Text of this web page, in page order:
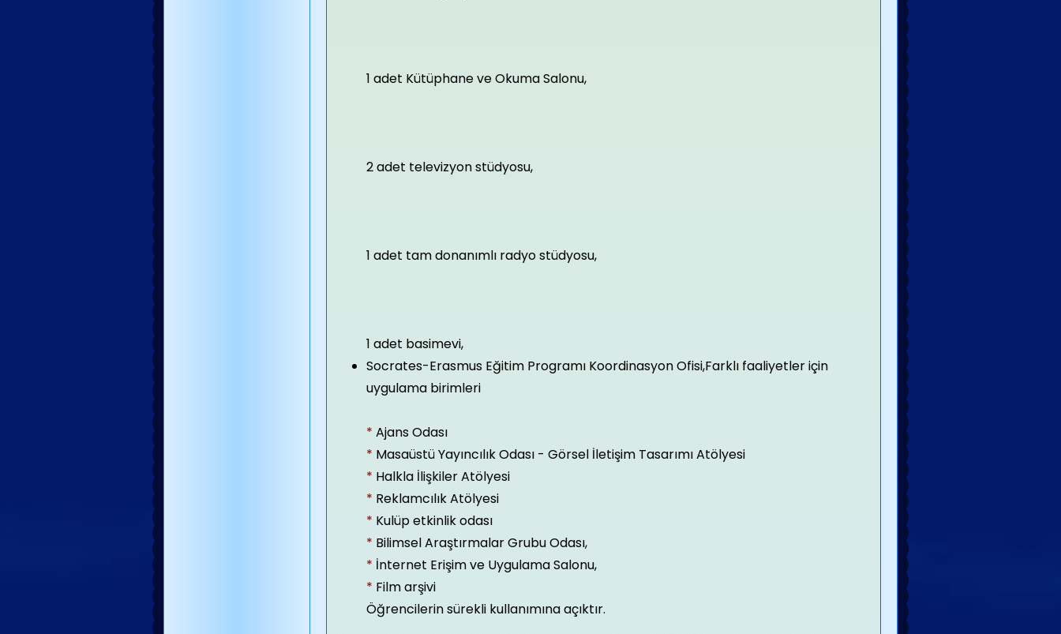
1 adet Kütüphane ve Okuma Salonu,
2 adet televizyon stüdyosu,
1 adet tam donanımlı radyo stüdyosu,
1 adet basimevi,
Socrates-Erasmus Eğitim Programı Koordinasyon Ofisi,Farklı faaliyetler için
uygulama birimleri
* Ajans Odası
* Masaüstü Yayıncılık Odası - Görsel İletişim Tasarımı Atölyesi
* Halkla İlişkiler Atölyesi
* Reklamcılık Atölyesi
* Kulüp etkinlik odası
* Bilimsel Araştırmalar Grubu Odası,
* İnternet Erişim ve Uygulama Salonu,
* Film arşivi
Öğrencilerin sürekli kullanımına açıktır.